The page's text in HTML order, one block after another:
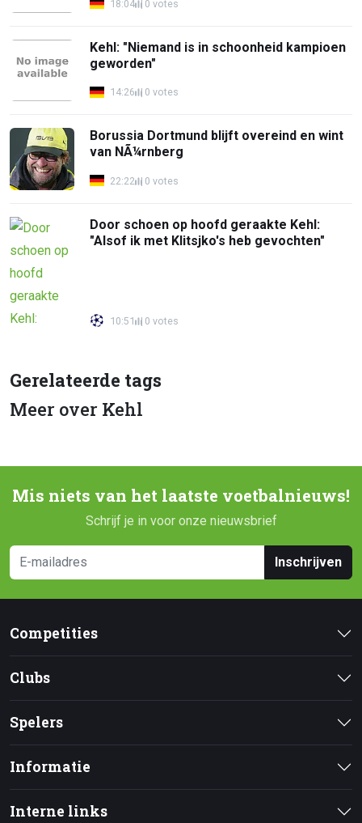
18:04 0 votes
Kehl: "Niemand is in schoonheid kampioen
geworden"
14:26 0 votes
Borussia Dortmund blijft overeind en wint
van NÃ¼rnberg
22:22 0 votes
Door schoen op hoofd geraakte Kehl:
"Alsof ik met Klitsjko's heb gevochten"
10:51 0 votes
Gerelateerde tags
Meer over Kehl
Mis niets van het laatste voetbalnieuws!
Schrijf je in voor onze nieuwsbrief
Inschrijven
Competities
Clubs
Spelers
Informatie
Interne links